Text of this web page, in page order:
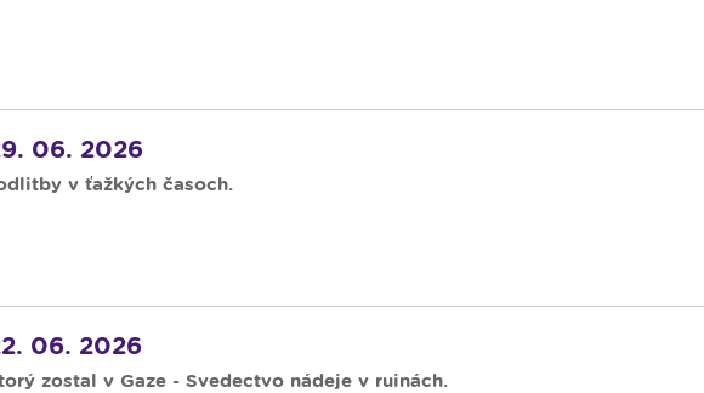
06. 2026
v ťažkých časoch.
06. 2026
zostal v Gaze - Svedectvo nádeje v ruinách.